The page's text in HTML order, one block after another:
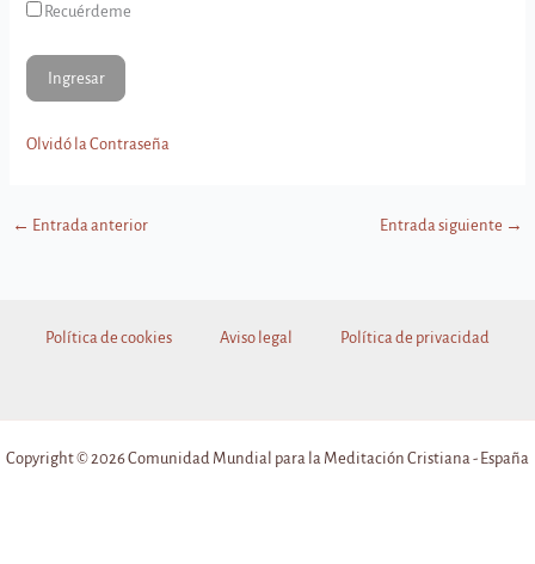
Recuérdeme
Olvidó la Contraseña
← Entrada anterior Entrada siguiente →
Política de cookies Aviso legal Política de privacidad
Copyright © 2026 Comunidad Mundial para la Meditación Cristiana - España